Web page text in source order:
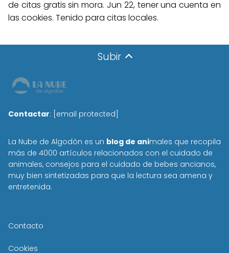
de citas gratis sin mora. Jun 22, tener una cuenta en
las cookies. Tenido para citas locales.
Subir
Contactar: [email protected]
La Nube de Algodón es un blog de animales que recopila
más de 4000 artículos relacionados con el cuidado de
animales, consejos para el cuidado de bebes ancianos,
muy bien sintetizadas para que la lectura sea amena y
entretenida.
Contacto
Cookies